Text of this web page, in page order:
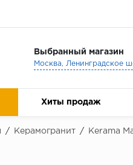
Выбранный магазин
Хиты продаж
/ Керамогранит /
Kerama